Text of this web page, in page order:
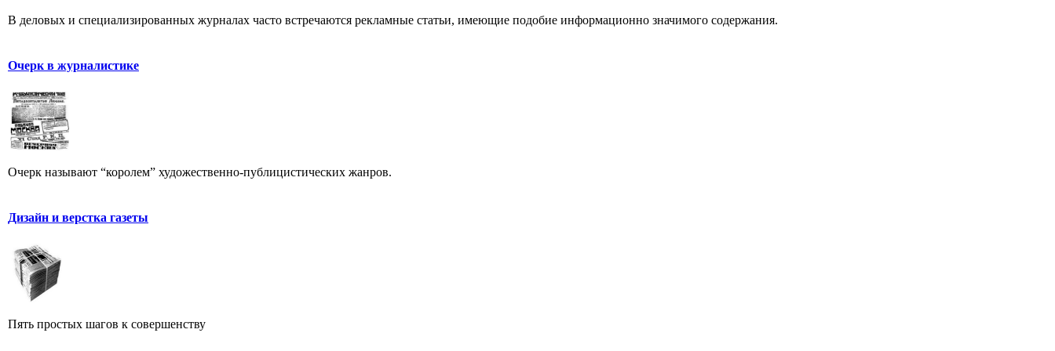
В деловых и специализированных журналах часто встречаются рекламные статьи, имеющие подобие информационно значимого содержания.
Очерк в журналистике
Очерк называют “королем” художественно-публицистических жанров.
Дизайн и верстка газеты
Пять простых шагов к совершенству